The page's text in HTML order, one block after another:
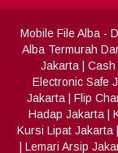
Mobile File Alba-
Alba Termurah
Jakarta| Cash
Electronic Safe
Jakarta | Flip
Hadap Jakarta|
Kursi Lipat Jakarta |
| Lemari Arsip